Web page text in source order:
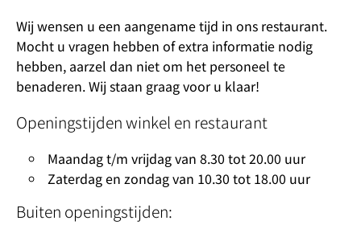
Wij wensen u een aangename tijd in ons restaurant.
Mocht u vragen hebben of extra informatie nodig
hebben, aarzel dan niet om het personeel te
benaderen. Wij staan graag voor u klaar!
Openingstijden winkel en restaurant
Maandag t/m vrijdag van 8.30 tot 20.00 uur
Zaterdag en zondag van 10.30 tot 18.00 uur
Buiten openingstijden: